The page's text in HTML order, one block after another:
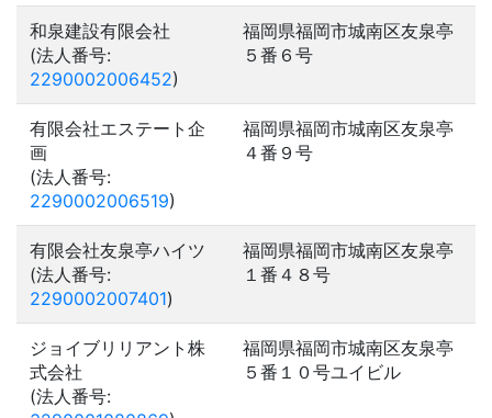
和泉建設有限会社
(法人番号:
2290002006452)
福岡県福岡市城南区友泉亭
５番６号
有限会社エステート企
画
(法人番号:
2290002006519)
福岡県福岡市城南区友泉亭
４番９号
有限会社友泉亭ハイツ
(法人番号:
2290002007401)
福岡県福岡市城南区友泉亭
１番４８号
ジョイブリリアント株
式会社
(法人番号:
福岡県福岡市城南区友泉亭
５番１０号ユイビル